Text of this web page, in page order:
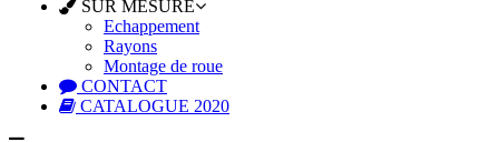
SUR MESURE
Echappement
Rayons
Montage de roue
CONTACT
CATALOGUE 2020